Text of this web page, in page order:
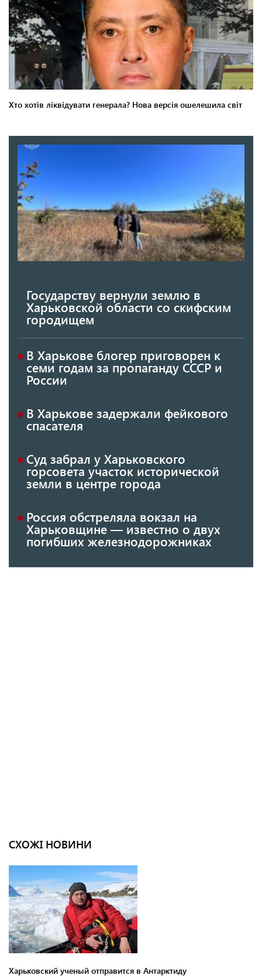
Государству вернули землю в
Харьковской области со скифским
городищем
В Харькове блогер приговорен к
семи годам за пропаганду СССР и
России
В Харькове задержали фейкового
спасателя
Суд забрал у Харьковского
горсовета участок исторической
земли в центре города
Россия обстреляла вокзал на
Харьковщине — известно о двух
погибших железнодорожниках
СХОЖІ НОВИНИ
Харьковский ученый отправится в Антарктиду